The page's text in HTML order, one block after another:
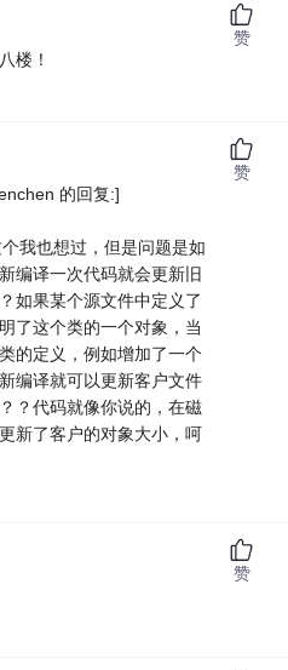
楼！
赞
的回复:]
我也想过，但是问题是如
编译一次代码就会更新旧
如果某个源文件中定义了
了这个类的一个对象，当
的定义，例如增加了一个
编译就可以更新客户文件
？代码就像你说的，在磁
新了客户的对象大小，呵
赞
赞